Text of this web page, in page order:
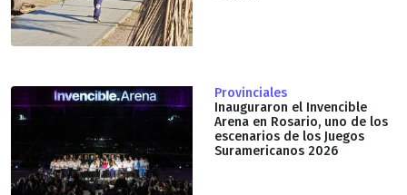
Provinciales
Inauguraron el Invencible
Arena en Rosario, uno de los
escenarios de los Juegos
Suramericanos 2026